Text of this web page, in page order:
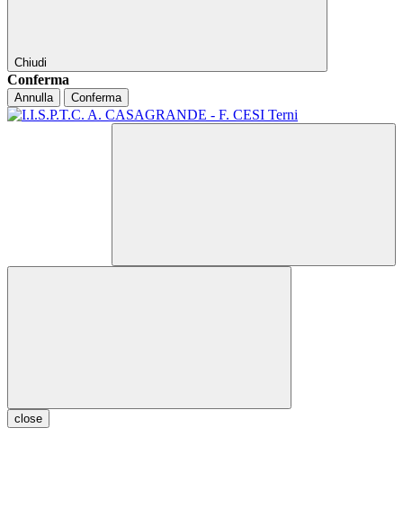
Chiudi
Conferma
Annulla Conferma
close